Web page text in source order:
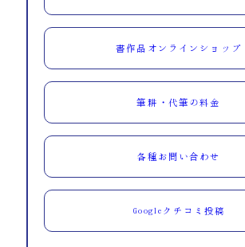
書作品オンラインショップ
筆耕・代筆の料金
各種お問い合わせ
Googleクチコミ投稿